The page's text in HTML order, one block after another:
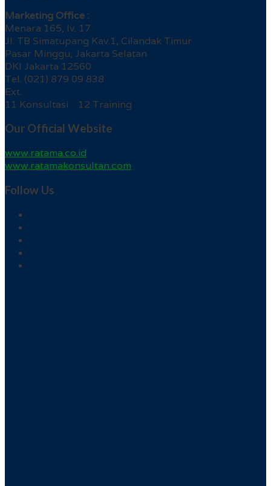
Marketing Office :
Menara 165, lv. 17
Jl. TB Simatupang Kav.1, Cilandak Timur
Pasar Minggu, Jakarta Selatan
DKI Jakarta 12560
Tel. (021) 879 09 838
Ext.
11 Konsultasi 12 Training
Our Official Website
www.ratama.co.id
www.ratamakonsultan.com
Follow Us